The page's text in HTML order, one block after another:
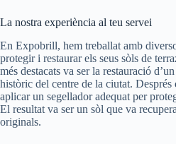
La nostra experiència al teu servei
En Expobrill, hem treballat amb
protegir i restaurar els seus sòls de
més destacats va ser la restauració
històric del centre de la ciutat.
aplicar un segellador adequat per
El resultat va ser un sòl que va
originals.